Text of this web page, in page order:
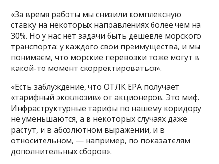
«За время работы мы снизили комплексную
ставку на некоторых направлениях более чем на
30%. Но у нас нет задачи быть дешевле морского
транспорта: у каждого свои преимущества, и мы
понимаем, что морские перевозки тоже могут в
какой-то момент скорректироваться».
«Есть заблуждение, что ОТЛК ЕРА получает
«тарифный эксклюзив» от акционеров. Это миф.
Инфраструктурные тарифы по нашему коридору
не уменьшаются, а в некоторых случаях даже
растут, и в абсолютном выражении, и в
относительном, — например, по показателям
дополнительных сборов».